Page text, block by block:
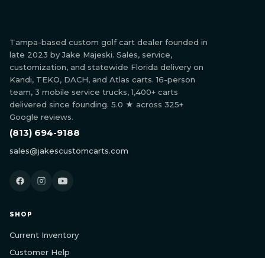
Tampa-based custom golf cart dealer founded in
late 2023 by Jake Majeski. Sales, service,
customization, and statewide Florida delivery on
Kandi, TEKO, DACH, and Atlas carts. 16-person
team, 3 mobile service trucks, 1,400+ carts
delivered since founding. 5.0 ★ across 325+
Google reviews.
(813) 694-9188
sales@jakescustomcarts.com
SHOP
Current Inventory
Customer Help